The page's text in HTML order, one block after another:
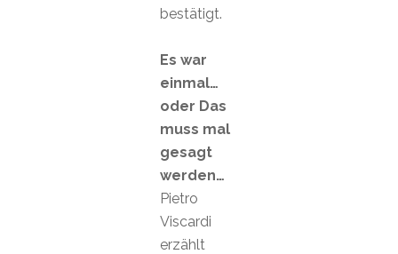
bestätigt.
Es war
einmal…
oder Das
muss mal
gesagt
werden…
Pietro
Viscardi
erzählt